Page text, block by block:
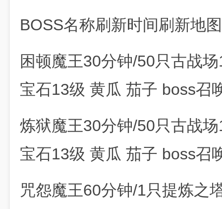
BOSS名称刷新时间刷新地
困顿魔王30分钟/50只古战
宝石13级 黄瓜 茄子 boss召
炼狱魔王30分钟/50只古战
宝石13级 黄瓜 茄子 boss召
咒怨魔王60分钟/1只提炼之